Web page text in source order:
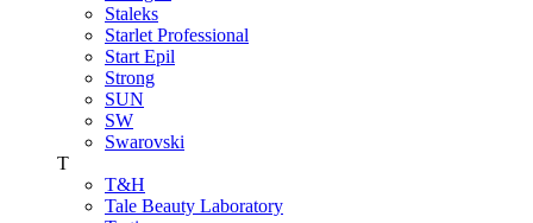
Staleks
Starlet Professional
Start Epil
Strong
SUN
SW
Swarovski
T
T&H
Tale Beauty Laboratory